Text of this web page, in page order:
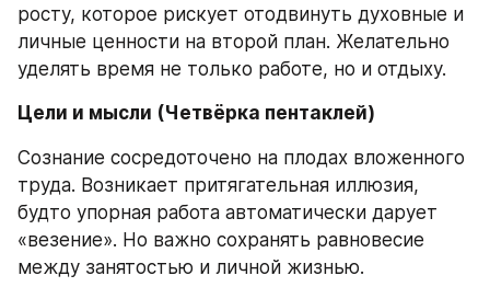
росту, которое рискует отодвинуть духовные и
личные ценности на второй план. Желательно
уделять время не только работе, но и отдыху.
Цели и мысли (Четвёрка пентаклей)
Сознание сосредоточено на плодах вложенного
труда. Возникает притягательная иллюзия,
будто упорная работа автоматически дарует
«везение». Но важно сохранять равновесие
между занятостью и личной жизнью.